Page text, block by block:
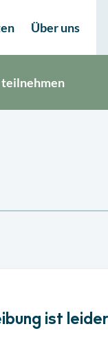
Über uns
teilnehmen
ist